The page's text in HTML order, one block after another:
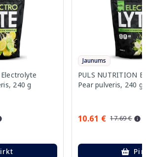
240 g
Jaunums
PULS NUTRITION
Pear pulveris, 240 g
10.61 € 17.69 €